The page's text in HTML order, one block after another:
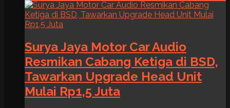
Surya Jaya Motor Car Audio
Resmikan Cabang Ketiga di BSD,
Tawarkan Upgrade Head Unit
Mulai Rp1,5 Juta